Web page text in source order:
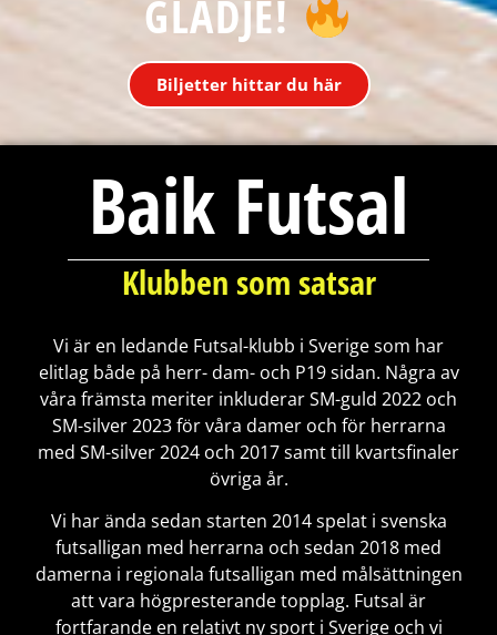
GLÄDJE!
Biljetter hittar du här
Baik Futsal
Klubben som satsar
Vi är en ledande Futsal-klubb i Sverige som har
elitlag både på herr- dam- och P19 sidan. Några av
våra främsta meriter inkluderar SM-guld 2022 och
SM-silver 2023 för våra damer och för herrarna
med SM-silver 2024 och 2017 samt till kvartsfinaler
övriga år.
Vi har ända sedan starten 2014 spelat i svenska
futsalligan med herrarna och sedan 2018 med
damerna i regionala futsalligan med målsättningen
att vara högpresterande topplag. Futsal är
fortfarande en relativt ny sport i Sverige och vi